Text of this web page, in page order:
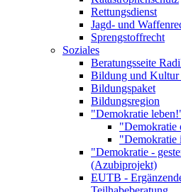
Rettungsdienst
Jagd- und
Sprengstoffrecht
Soziales
Beratungsseite
Bildung und Kultur
Bildungspaket
Bildungsregion
"Demokratie
"Demokratie
"Demokratie -
(Azubiprojekt)
EUTB -